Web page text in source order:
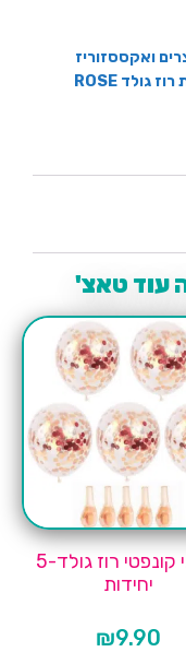
ואקססזוריז
מסיבת רווקות רוז גולד ROSE
עוד טאצ'
בלוני קונפטי רוז גולד-5
יחידות
₪9.90